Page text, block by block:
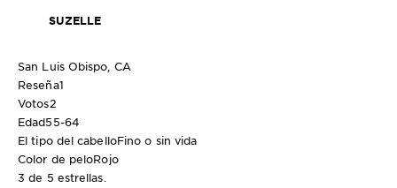
SUZELLE
San Luis Obispo, CA
Reseña1
Votos2
Edad55-64
El tipo del cabelloFino o sin vida
Color de peloRojo
3 de 5 estrellas.